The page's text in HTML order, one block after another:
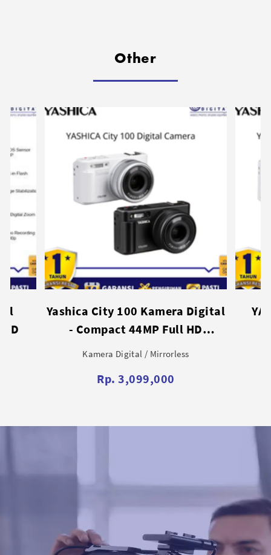
Other
YASHICA City 200 Compact
Digital Camera
Kamera Digital / Mirrorless
Rp. 3,899,000